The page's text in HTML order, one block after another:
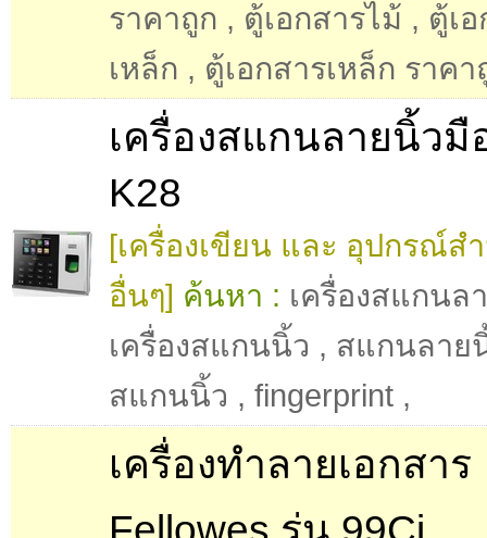
ราคาถูก , ตู้เอกสารไม้ , ตู้เ
เหล็ก , ตู้เอกสารเหล็ก ราคา
เครื่องสแกนลายนิ้วมื
K28
[เครื่องเขียน และ อุปกรณ์ส
อื่นๆ] ค้นหา : เครื่องสแกนล
เครื่องสแกนนิ้ว , สแกนลาย
สแกนนิ้ว , fingerprint ,
เครื่องทำลายเอกสาร